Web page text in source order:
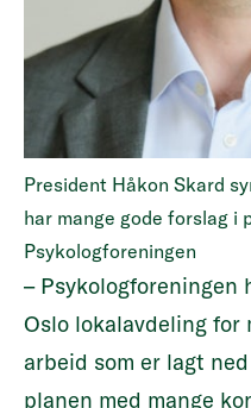
President Håkon Skard
har mange gode forslag i
Psykologforeningen
–
Oslo lokalavdeling for
arbeid som er lagt
planen med mange